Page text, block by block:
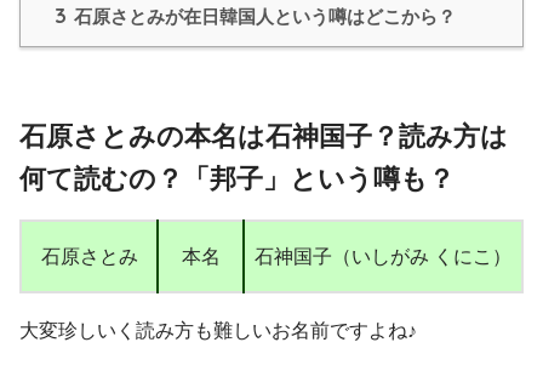
3 石原さとみが在日韓国人という噂はどこから？
石原さとみの本名は石神国子？読み方は
何て読むの？「邦子」という噂も？
石原さとみ 本名 石神国子（いしがみ くにこ）
大変珍しいく読み方も難しいお名前ですよね♪